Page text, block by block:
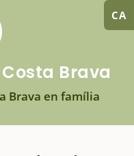
CA
Brava
Brava en família